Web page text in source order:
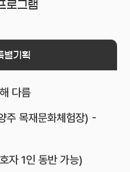
로그램
별기획
다름
주 목재문화체험장) -
자 1인 동반 가능)